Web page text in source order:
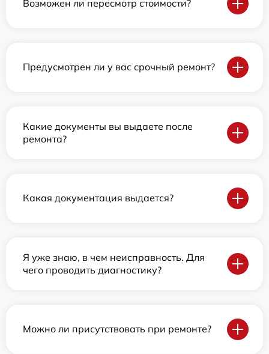
Возможен ли пересмотр стоимости?
Предусмотрен ли у вас срочный ремонт?
Какие документы вы выдаете после
ремонта?
Какая документация выдается?
Я уже знаю, в чем неисправность. Для
чего проводить диагностику?
Можно ли присутствовать при ремонте?